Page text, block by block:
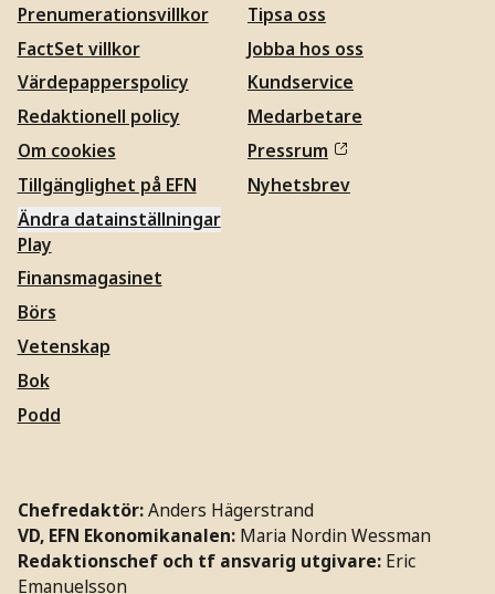
Prenumerationsvillkor
FactSet villkor
Värdepapperspolicy
Redaktionell policy
Om cookies
Tillgänglighet på EFN
Ändra datainställningar
Tipsa oss
Jobba hos oss
Kundservice
Medarbetare
Pressrum
Nyhetsbrev
Play
Finansmagasinet
Börs
Vetenskap
Bok
Podd
Chefredaktör:Anders Hägerstrand
VD, EFN Ekonomikanalen: Maria Nordin Wessman
Redaktionschef och tf ansvarig utgivare: Eric
Emanuelsson